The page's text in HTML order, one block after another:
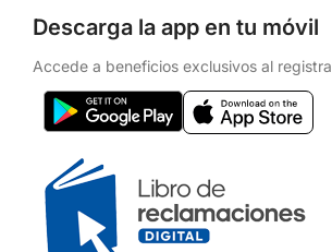
Descarga la app en tu móvil
Accede a beneficios exclusivos al